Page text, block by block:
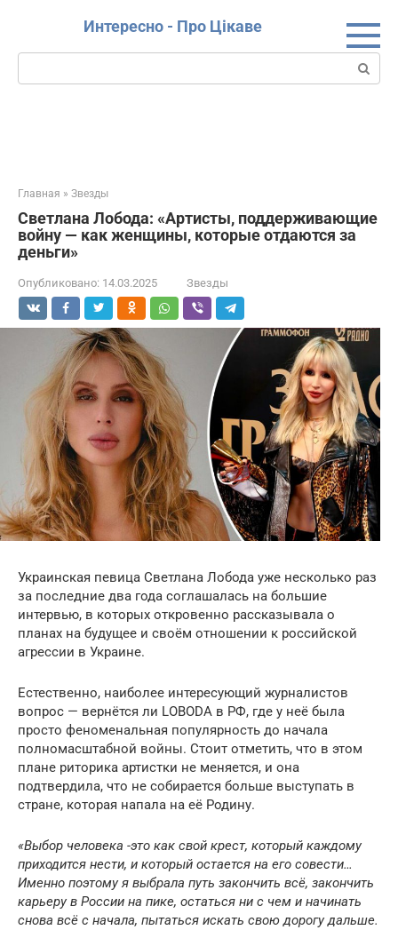
Интересно - Про Цікаве
Поиск:
Главная » Звезды
Светлана Лобода: «Артисты, поддерживающие
войну — как женщины, которые отдаются за
деньги»
Опубликовано: 14.03.2025 Звезды
Украинская певица Светлана Лобода уже несколько раз
за последние два года соглашалась на большие
интервью, в которых откровенно рассказывала о
планах на будущее и своём отношении к российской
агрессии в Украине.
Естественно, наиболее интересующий журналистов
вопрос — вернётся ли LOBODA в РФ, где у неё была
просто феноменальная популярность до начала
полномасштабной войны. Стоит отметить, что в этом
плане риторика артистки не меняется, и она
подтвердила, что не собирается больше выступать в
стране, которая напала на её Родину.
«Выбор человека -это как свой крест, который каждому
приходится нести, и который остается на его совести…
Именно поэтому я выбрала путь закончить всё, закончить
карьеру в России на пике, остаться ни с чем и начинать
снова всё с начала, пытаться искать свою дорогу дальше.